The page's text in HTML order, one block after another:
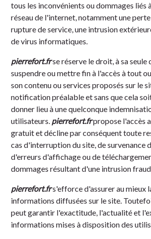
tous les inconvénients ou dommages liés
réseau de l'internet, notamment une perte
rupture de service, une intrusion
de virus informatiques.
pierrefort.frse réserve le droit, à sa seule
suspendre ou mettre fin à l'accès à tout
son contenu ou services proposés sur le
notification préalable et sans que cela
donner lieu à une quelconque
utilisateurs. pierrefort.frpropose l'accès
gratuit et décline par conséquent toute
cas d'interruption du site, de survenance
d'erreurs d'affichage ou de
dommages résultant d'une intrusion
pierrefort.frs'efforce d'assurer au mieux
informations diffusées sur le site.
peut garantir l'exactitude, l'actualité et
informations mises à disposition des